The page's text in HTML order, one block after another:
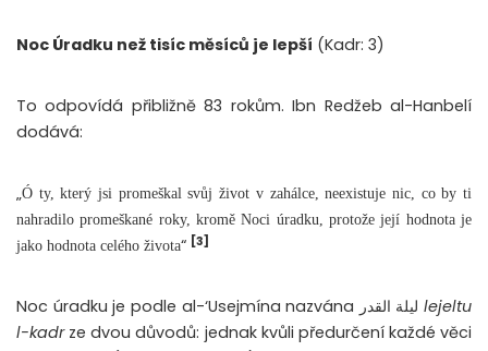
Noc Úradku než tisíc měsíců je lepší (Kadr: 3)
To odpovídá přibližně 83 rokům. Ibn Redžeb al-Hanbelí
dodává:
„Ó ty, který jsi promeškal svůj život v zahálce, neexistuje nic, co by ti
nahradilo promeškané roky, kromě Noci úradku, protože její hodnota je
jako hodnota celého života“ [3]
lejeltu
l-kadrze dvou důvodů: jednak kvůli předurčení každé věci